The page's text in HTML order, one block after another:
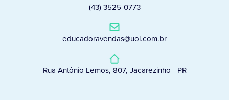
(43) 3525-0773
educadoravendas@uol.com.br
Rua Antônio Lemos, 807, Jacarezinho - PR